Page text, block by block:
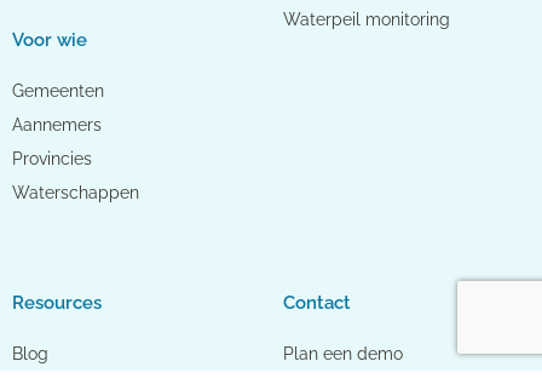
Voor wie
Gemeenten
Aannemers
Provincies
Waterschappen
Waterpeil monitoring
Resources
Blog
Contact
Plan een demo